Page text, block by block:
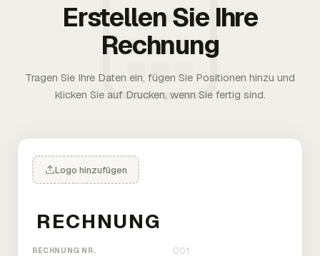
Erstellen Sie Ihre
Rechnung
Tragen Sie Ihre Daten ein, fügen Sie Positionen hinzu und
klicken Sie auf Drucken, wenn Sie fertig sind.
Logo hinzufügen
RECHNUNG NR.